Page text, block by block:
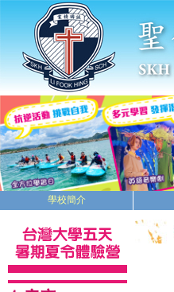
學校簡介